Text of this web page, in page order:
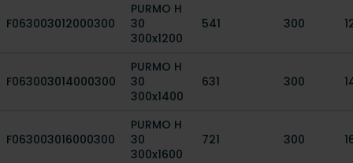
F063003012000300
PURMO H
30
300x1200
541 300
F063003014000300
PURMO H
30
300x1400
631 300
F063003016000300
PURMO H
30
300x1600
721 300